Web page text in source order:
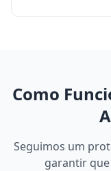
Como
Seguimos um
garantir